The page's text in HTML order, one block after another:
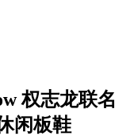
权志龙联名
闲板鞋